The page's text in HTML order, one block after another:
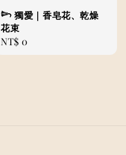
𓆸 獨愛｜香皂花、乾燥
花束
Regular
price
NT$ 0